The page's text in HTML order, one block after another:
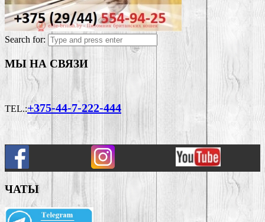
Search for:
МЫ НА СВЯЗИ
TEL.:+375-44-7-222-444
ЧАТЫ